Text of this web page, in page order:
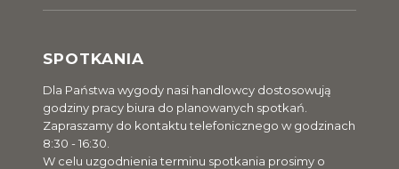
SPOTKANIA
Dla Państwa wygody nasi handlowcy dostosowują
godziny pracy biura do planowanych spotkań.
Zapraszamy do kontaktu telefonicznego w godzinach
8:30 - 16:30.
W celu uzgodnienia terminu spotkania prosimy o